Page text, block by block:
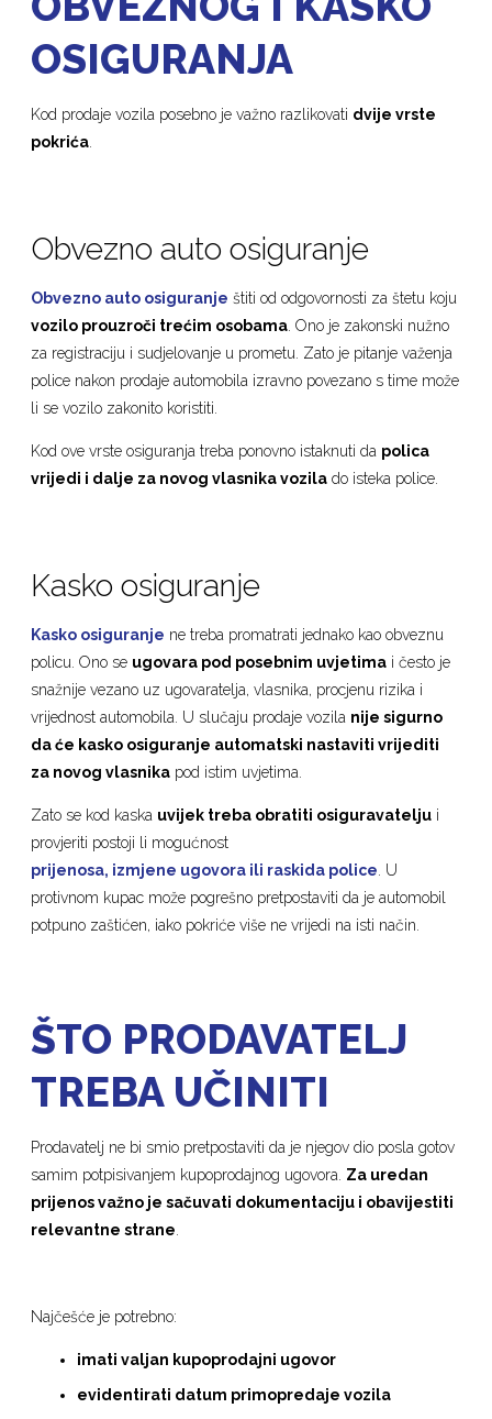
OSIGURANJA
Kod prodaje vozila posebno je važno razlikovati dvije vrste
pokrića
Obvezno auto osiguranje
Obvezno auto osiguranje štiti od odgovornosti za štetu koju
vozilo prouzroči trećim osobama . Ono je zakonski nužno
za registraciju i sudjelovanje u prometu. Zato je pitanje važenja
police nakon prodaje automobila izravno povezano s time može
li se vozilo zakonito koristiti.
Kod ove vrste osiguranja treba ponovno istaknuti da polica
vrijedi i dalje za novog vlasnika vozila do isteka police.
Kasko osiguranje
Kasko osiguranje ne treba promatrati jednako kao obveznu
policu. Ono se ugovara pod posebnim uvjetima i često je
snažnije vezano uz ugovaratelja, vlasnika, procjenu rizika i
vrijednost automobila. U slučaju prodaje vozila nije sigurno
da će kasko osiguranje automatski nastaviti vrijediti
za novog vlasnika pod istim uvjetima.
Zato se kod kaska uvijek treba obratiti osiguravatelju i
provjeriti postoji li mogućnost
prijenosa, izmjene ugovora ili raskida police. U
protivnom kupac može pogrešno pretpostaviti da je automobil
potpuno zaštićen, iako pokriće više ne vrijedi na isti način.
ŠTO PRODAVATELJ
TREBA UČINITI
Prodavatelj ne bi smio pretpostaviti da je njegov dio posla gotov
samim potpisivanjem kupoprodajnog ugovora. Za uredan
prijenos važno je sačuvati dokumentaciju i obavijestiti
relevantne strane.
Najčešće je potrebno:
imati valjan kupoprodajni ugovor
evidentirati datum primopredaje vozila